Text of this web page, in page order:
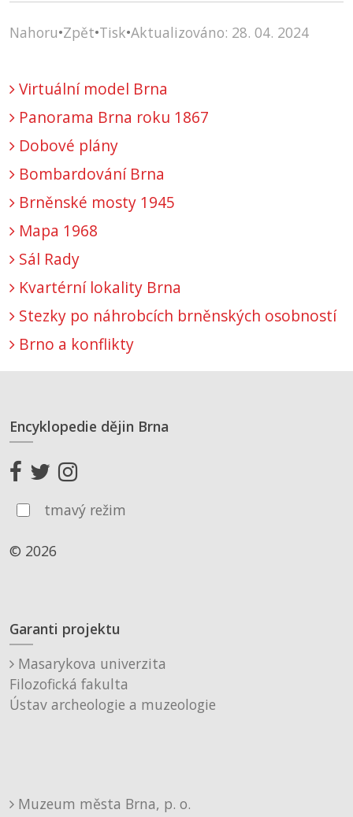
Nahoru•Zpět•Tisk•Aktualizováno: 28. 04. 2024
Virtuální model Brna
Panorama Brna roku 1867
Dobové plány
Bombardování Brna
Brněnské mosty 1945
Mapa 1968
Sál Rady
Kvartérní lokality Brna
Stezky po náhrobcích brněnských osobností
Brno a konflikty
Encyklopedie dějin Brna
tmavý režim
© 2026
Garanti projektu
Masarykova univerzita
Filozofická fakulta
Ústav archeologie a muzeologie
Muzeum města Brna, p. o.